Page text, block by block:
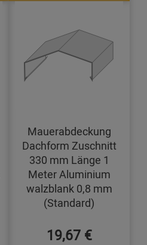
Mauerabdeckung
Dachform Zuschnitt
330 mm Länge 1
Meter Aluminium
walzblank 0,8 mm
(Standard)
19,67 €